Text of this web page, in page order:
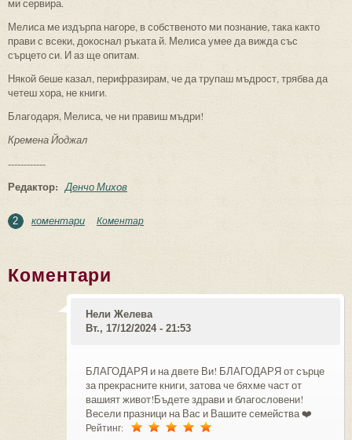
ми сервира.
Мелиса ме издърпа нагоре, в собственото ми познание, така както
прави с всеки, докоснал ръката й. Мелиса умее да вижда със
сърцето си. И аз ще опитам.
Някой беше казал, перифразирам, че да трупаш мъдрост, трябва да
четеш хора, не книги.
Благодаря, Мелиса, че ни правиш мъдри!
Кремена Йоджал
------------
Редактор: Денчо Михов
2 коментари Коментар
Коментари
Нели Желева
Вт., 17/12/2024 - 21:53
БЛАГОДАРЯ и на двете Ви! БЛАГОДАРЯ от сърце
за прекрасните книги, затова че бяхме част от
вашият живот!Бъдете здрави и благословени!
Весели празници на Вас и Вашите семейства ❤️
Рейтинг: